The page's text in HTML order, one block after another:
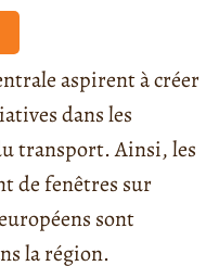
aspirent à créer
dans les
transport. Ainsi, les
de fenêtres sur
sont
la région.